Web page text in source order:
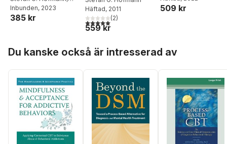
för kliniker
Steven C. Hayes
N. Lorscheid
Inbunden, 2023
385 kr
Häftad, 2011
5,0utav 5 stjärnor. Totalt antal röster:
(2)
559 kr
Steven C. Hayes
509 kr
Du kanske också är intresserad av